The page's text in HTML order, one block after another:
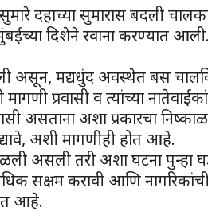
दहाच्या सुमारास बदली
दिशेने रवाना करण्यात आली.
असून, मद्यधुंद अवस्थेत बस
प्रवासी व त्यांच्या
असताना अशा प्रकारचा
अशी मागणीही होत आहे.
असली तरी अशा घटना पुन्हा
सक्षम करावी आणि
आहे.